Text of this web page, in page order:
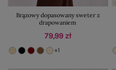
Brązowy dopasowany sweter z
drapowaniem
79,99 zł
+1